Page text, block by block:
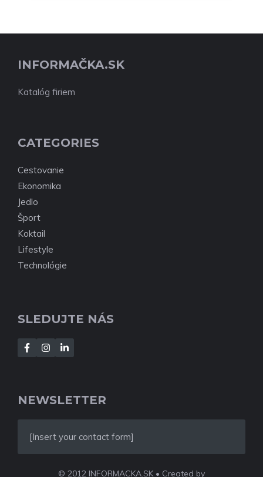
INFORMAČKA.SK
Katalóg firiem
CATEGORIES
Cestovanie
Ekonomika
Jedlo
Šport
Koktail
Lifestyle
Technológie
SLEDUJTE NÁS
NEWSLETTER
[Insert your contact form]
© 2012 INFORMACKA.SK • Created by